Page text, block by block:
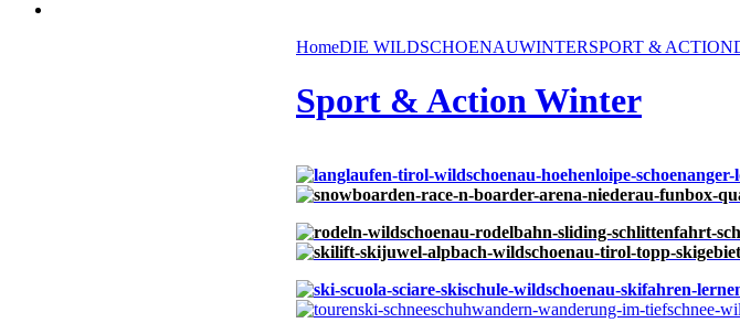
HomeDIE WILDSCHOENAUWINTERSPORT & ACTION
Sport & Action Winter